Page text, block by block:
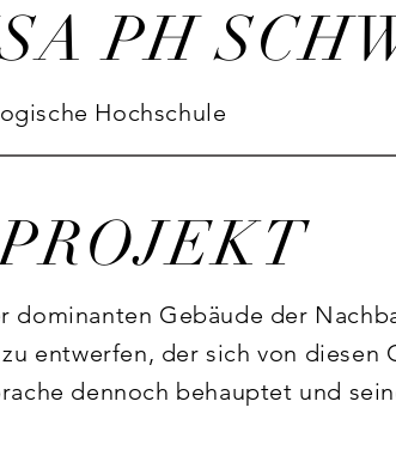
PH
Hochschule
dominanten Gebäude der
entwerfen, der sich von diesen
dennoch behauptet und